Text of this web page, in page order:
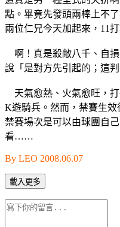
點。畢竟先發頭兩棒上不
兩位仁兄今天加起來，11
啊！真是殺敵八千、自損
說「是對方先引起的；這
天氣愈熱、火氣愈旺，
K遊騎兵。然而，禁賽生
禁賽場次是可以由球團自
看……
By LEO 2008.06.07
載入更多